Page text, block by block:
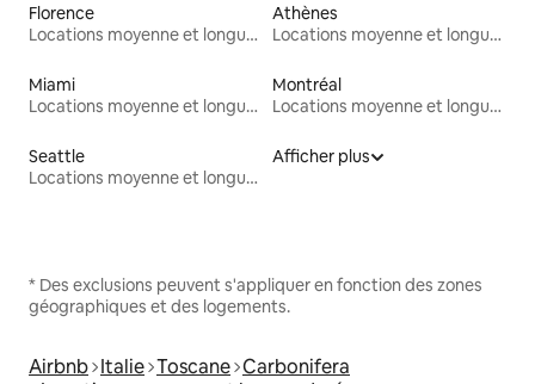
Florence
Locations moyenne et longue durée
Athènes
Locations moyenne et longue durée
Miami
Locations moyenne et longue durée
Montréal
Locations moyenne et longue durée
Seattle
Locations moyenne et longue durée
Afficher plus
* Des exclusions peuvent s'appliquer en fonction des zones
géographiques et des logements.
Airbnb Italie Toscane Carbonifera